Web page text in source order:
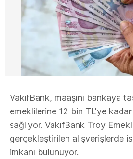
VakıfBank, maaşını bankaya
emeklilerine 12 bin TL'ye
sağlıyor. VakıfBank Troy
gerçekleştirilen alışverişlerde
imkanı bulunuyor.